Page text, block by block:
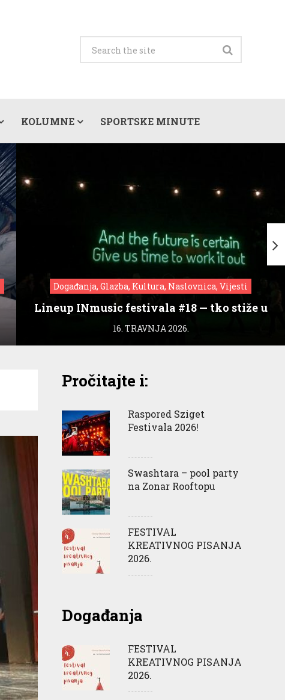
KOLUMNE SPORTSKE MINUTE
Događanja, Glazba, Kultura, Naslovnica, Vijesti
Lineup INmusic festivala #18 — tko stiže u
Zagreb?
16. TRAVNJA 2026.
Pročitajte i:
Raspored Sziget
Festivala 2026!
Swashtara – pool party
na Zonar Rooftopu
FESTIVAL
KREATIVNOG PISANJA
2026.
Događanja
FESTIVAL
KREATIVNOG PISANJA
2026.